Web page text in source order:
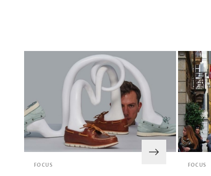
FOCUS FOCUS